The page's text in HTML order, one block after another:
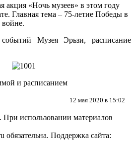
акция «Ночь музеев» в этом году
Главная тема – 75-летие Победы в
Музея Эрьзи, расписание
и расписанием
12 мая 2020 в 15:02
использовании материалов
обязательна. Поддержка сайта: